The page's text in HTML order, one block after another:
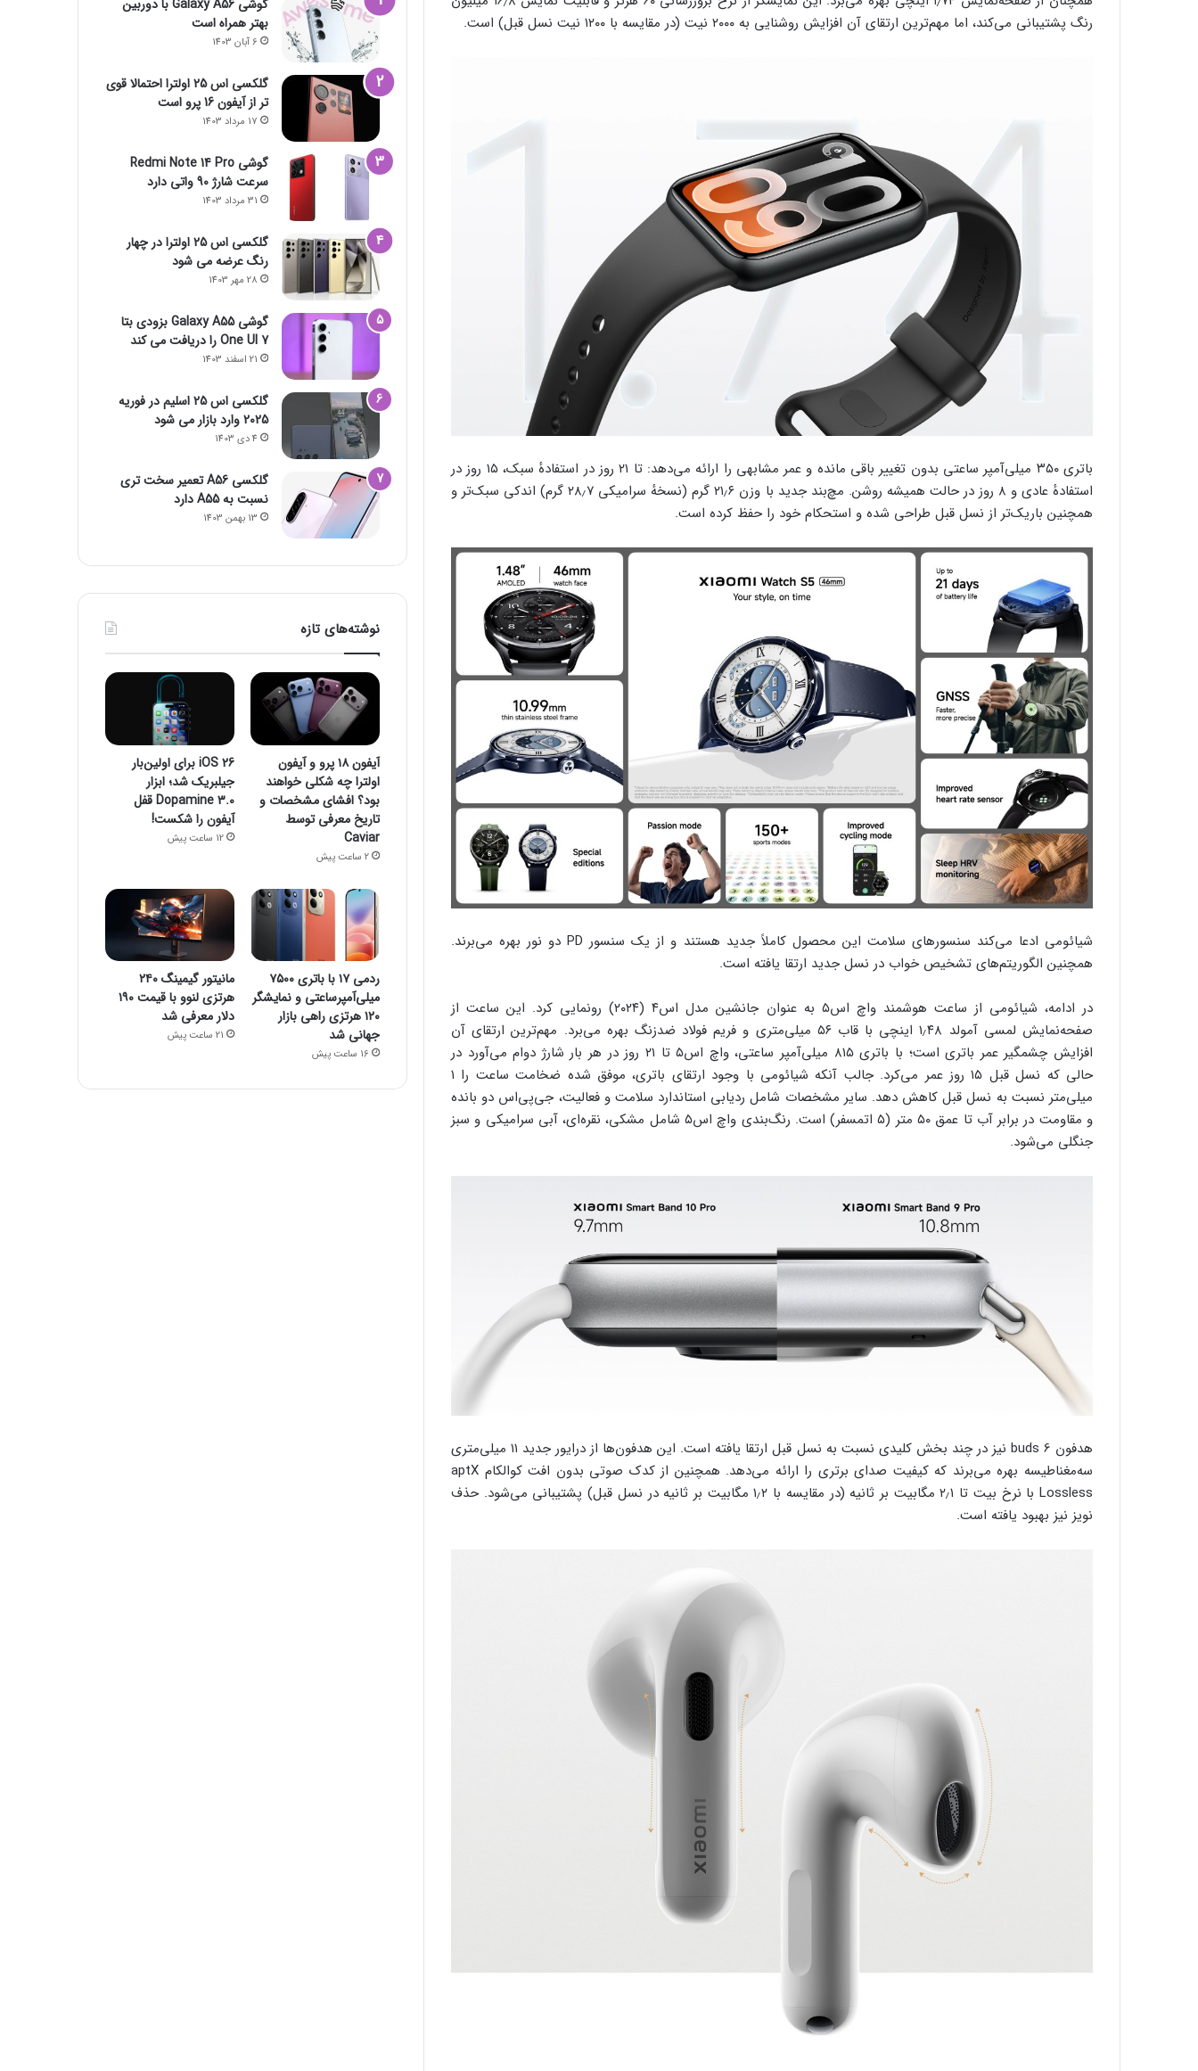
رنگ پشتیبانی می‌کند، اما مهم‌ترین ارتقای آن افزایش روشنایی به ۲۰۰۰ نیت (در مقایسه با ۱۲۰۰ نیت نسل قبل) است.
باتری ۳۵۰ میلی‌آمپر ساعتی بدون تغییر باقی مانده و عمر مشابهی را ارائه می‌دهد: تا ۲۱ روز در استفادهٔ سبک، ۱۵ روز در
استفادهٔ عادی و ۸ روز در حالت همیشه روشن. مچ‌بند جدید با وزن ۲۱٫۶ گرم (نسخهٔ سرامیکی ۲۸٫۷ گرم) اندکی سبک‌تر و
همچنین باریک‌تر از نسل قبل طراحی شده و استحکام خود را حفظ کرده است.
شیائومی ادعا می‌کند سنسورهای سلامت این محصول کاملاً جدید هستند و از یک سنسور PD دو نور بهره می‌برند.
همچنین الگوریتم‌های تشخیص خواب در نسل جدید ارتقا یافته است.
در ادامه، شیائومی از ساعت هوشمند واچ اس۵ به عنوان جانشین مدل اس۴ (۲۰۲۴) رونمایی کرد. این ساعت از
صفحه‌نمایش لمسی آمولد ۱٫۴۸ اینچی با قاب ۵۶ میلی‌متری و فریم فولاد ضدزنگ بهره می‌برد. مهم‌ترین ارتقای آن
افزایش چشمگیر عمر باتری است؛ با باتری ۸۱۵ میلی‌آمپر ساعتی، واچ اس۵ تا ۲۱ روز در هر بار شارژ دوام می‌آورد در
حالی که نسل قبل ۱۵ روز عمر می‌کرد. جالب آنکه شیائومی با وجود ارتقای باتری، موفق شده ضخامت ساعت را ۱
میلی‌متر نسبت به نسل قبل کاهش دهد. سایر مشخصات شامل ردیابی استاندارد سلامت و فعالیت، جی‌پی‌اس دو بانده
و مقاومت در برابر آب تا عمق ۵۰ متر (۵ اتمسفر) است. رنگ‌بندی واچ اس۵ شامل مشکی، نقره‌ای، آبی سرامیکی و سبز
جنگلی می‌شود.
هدفون buds 6 نیز در چند بخش کلیدی نسبت به نسل قبل ارتقا یافته است. این هدفون‌ها از درایور جدید ۱۱ میلی‌متری
سه‌مغناطیسه بهره می‌برند که کیفیت صدای برتری را ارائه می‌دهد. همچنین از کدک صوتی بدون افت کوالکام aptX
Lossless با نرخ بیت تا ۲٫۱ مگابیت بر ثانیه (در مقایسه با ۱٫۲ مگابیت بر ثانیه در نسل قبل) پشتیبانی می‌شود. حذف
نویز نیز بهبود یافته است.
گوشی Galaxy A56 با دوربین
بهتر همراه است
6 آبان 1403
گلکسی اس 25 اولترا احتمالا قوی
تر از آیفون 16 پرو است
17 مرداد 1403
گوشی Redmi Note 14 Pro
سرعت شارژ 90 واتی دارد
31 مرداد 1403
گلکسی اس 25 اولترا در چهار
رنگ عرضه می شود
28 مهر 1403
گوشی Galaxy A55 بزودی بتا
One UI 7 را دریافت می کند
21 اسفند 1403
گلکسی اس 25 اسلیم در فوریه
2025 وارد بازار می شود
4 دی 1403
گلکسی A56 تعمیر سخت تری
نسبت به A55 دارد
13 بهمن 1403
نوشته‌های تازه
آیفون ۱۸ پرو و آیفون
اولترا چه شکلی خواهند
بود؟ افشای مشخصات و
تاریخ معرفی توسط
Caviar
2 ساعت پیش
iOS 26 برای اولین‌بار
جیلبریک شد؛ ابزار
Dopamine 3.0 قفل
آیفون را شکست!
12 ساعت پیش
ردمی ۱۷ با باتری ۷۵۰۰
میلی‌آمپرساعتی و نمایشگر
۱۲۰ هرتزی راهی بازار
جهانی شد
16 ساعت پیش
مانیتور گیمینگ ۲۴۰
هرتزی لنوو با قیمت ۱۹۰
دلار معرفی شد
21 ساعت پیش